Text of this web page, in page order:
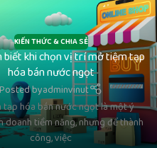
KIẾN THỨC & CHIA SẺ
biết khi chọn vị trí mở tiệm tạp
hóa bán nước ngọt
Posted byadminvinut
tạp hóa bán nước ngọt là một ý
doanh tiềm năng, nhưng để thành
công, việc